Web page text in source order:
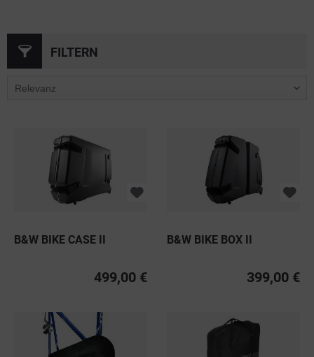
FILTERN
B&W BIKE CASE II
499,00 €
B&W BIKE BOX II
399,00 €